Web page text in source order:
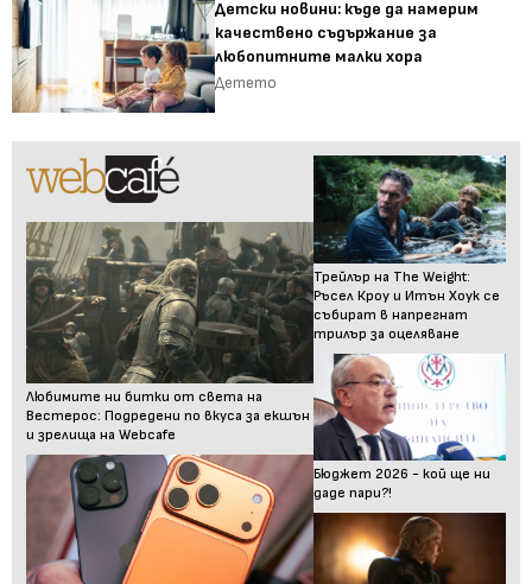
Детски новини: къде да намерим
качествено съдържание за
любопитните малки хора
Детето
Любимите ни битки от света на
Вестерос: Подредени по вкуса за екшън
и зрелища на Webcafe
Трейлър на The Weight:
Ръсел Кроу и Итън Хоук се
събират в напрегнат
трилър за оцеляване
Бюджет 2026 - кой ще ни
даде пари?!